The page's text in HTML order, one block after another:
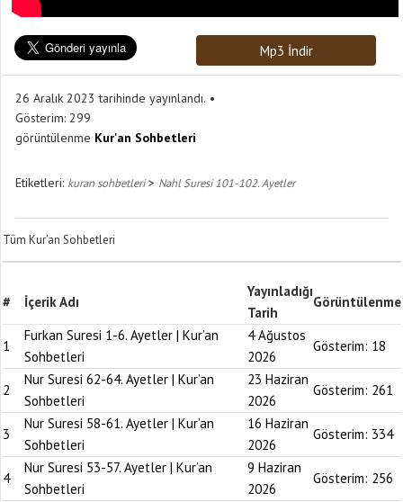
Mp3 İndir
26 Aralık 2023 tarihinde yayınlandı.
Gösterim: 299
görüntülenme Kur'an Sohbetleri
Etiketleri: kuran sohbetleri> Nahl Suresi 101-102. Ayetler
Tüm Kur'an Sohbetleri
# İçerik Adı
Yayınladığı
Tarih
Görüntülenme
1
Furkan Suresi 1-6. Ayetler | Kur’an
Sohbetleri
4 Ağustos
2026
Gösterim: 18
2
Nur Suresi 62-64. Ayetler | Kur’an
Sohbetleri
23 Haziran
2026
Gösterim: 261
3
Nur Suresi 58-61. Ayetler | Kur’an
Sohbetleri
16 Haziran
2026
Gösterim: 334
4
Nur Suresi 53-57. Ayetler | Kur’an
Sohbetleri
9 Haziran
2026
Gösterim: 256